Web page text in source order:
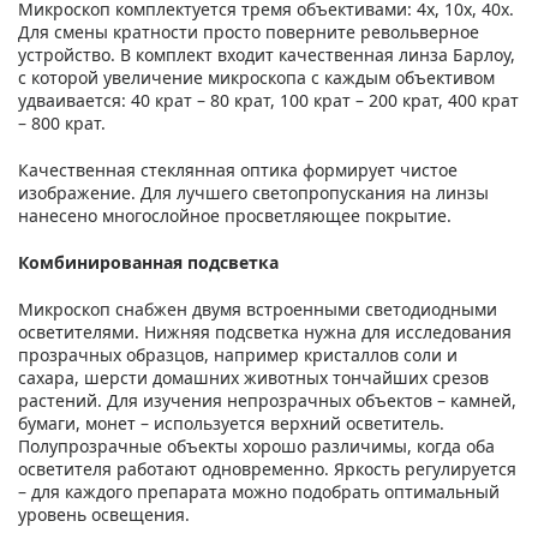
Микроскоп комплектуется тремя объективами: 4x, 10x, 40x.
Для смены кратности просто поверните револьверное
устройство. В комплект входит качественная линза Барлоу,
с которой увеличение микроскопа с каждым объективом
удваивается: 40 крат – 80 крат, 100 крат – 200 крат, 400 крат
– 800 крат.
Качественная стеклянная оптика формирует чистое
изображение. Для лучшего светопропускания на линзы
нанесено многослойное просветляющее покрытие.
Комбинированная подсветка
Микроскоп снабжен двумя встроенными светодиодными
осветителями. Нижняя подсветка нужна для исследования
прозрачных образцов, например кристаллов соли и
сахара, шерсти домашних животных тончайших срезов
растений. Для изучения непрозрачных объектов – камней,
бумаги, монет – используется верхний осветитель.
Полупрозрачные объекты хорошо различимы, когда оба
осветителя работают одновременно. Яркость регулируется
– для каждого препарата можно подобрать оптимальный
уровень освещения.